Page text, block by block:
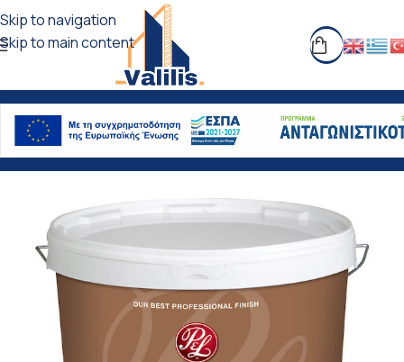
Skip to navigation
Skip to main content